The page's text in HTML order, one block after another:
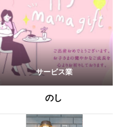
サービス業
のし